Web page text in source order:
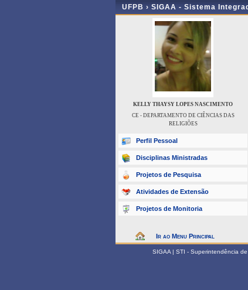
UFPB › SIGAA - Sistema
KELLY THAYSY LOPES NASCIMENTO
CE - DEPARTAMENTO DE CIÊNCIAS DAS
RELIGIÕES
Perfil Pessoal
Disciplinas Ministradas
Projetos de Pesquisa
Atividades de Extensão
Projetos de Monitoria
Ir ao Menu Principal
SIGAA | STI - Superintendência